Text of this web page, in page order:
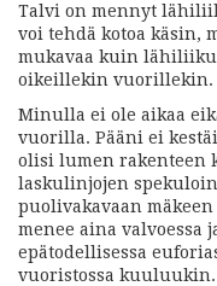
Talvi on mennyt
voi tehdä kotoa käsin,
mukavaa kuin
oikeillekin vuorillekin.
Minulla ei ole aikaa
vuorilla. Pääni ei
olisi lumen rakenteen
laskulinjojen
puolivakavaan
menee aina valvoessa
epätodellisessa
vuoristossa kuuluukin.